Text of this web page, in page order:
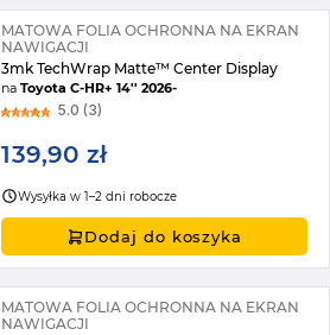
MATOWA FOLIA OCHRONNA NA EKRAN
NAWIGACJI
3mk TechWrap Matte™ Center Display
naToyota C-HR+ 14'' 2026-
5.0 (3)
139,90 zł
Wysyłka w 1–2 dni robocze
Dodaj do koszyka
MATOWA FOLIA OCHRONNA NA EKRAN
NAWIGACJI